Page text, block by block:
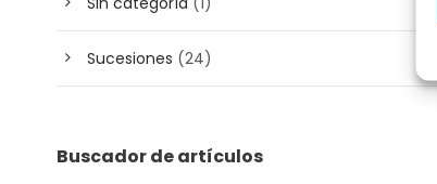
Sucesiones (24)
Buscador de artículos